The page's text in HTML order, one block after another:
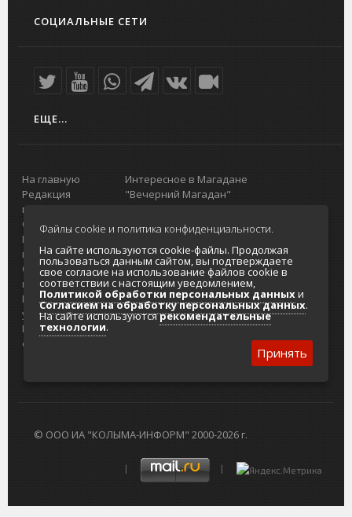
СОЦИАЛЬНЫЕ СЕТИ
ЕЩЕ...
На главную
Редакция
портала
О проекте
Реклама на
портале
Отзывы и
предложения
Интернет-
услуги
Разработка
сайтов
Интересное в Магадане
"Вечерний Магадан"
Городская доска объявлений
Реклама
Главный туристический портал
Колымы
Политика в отношении обработки
персональных данных
Согласие на обработку персональных
данных
© ООО ИА "КОЛЫМА-ИНФОРМ" 2000-2026 г.
Файлы cookie и политика конфиденциальности.
На сайте используются cookie-файлы. Продолжая
пользоваться данным сайтом, вы подтверждаете
свое согласие на использование файлов cookie в
соответствии с настоящим уведомлением,
Политикой обработки персональных данныхи
Согласием на обработку персональных данных.
На сайте используютсярекомендательные
технологии.
Принять